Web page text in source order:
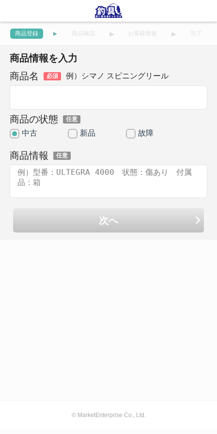
商品登録 商品確認 お客様情報 完了
商品情報を入力
商品名
必須 例）シマノ スピニングリール
商品の状態 任意
中古 新品 故障
商品情報 任意
次へ
© MarketEnterprise Co., Ltd.